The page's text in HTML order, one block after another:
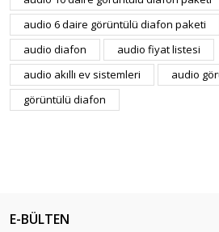
audio 6 daire görüntülü diafon paketi
audio diafon
audio fiyat listesi
audio akıllı ev sistemleri
audio
görüntülü diafon
E-BÜLTEN